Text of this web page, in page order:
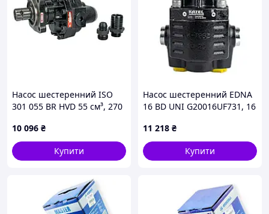
Насос шестеренний ISO
301 055 BR HVD 55 см³, 270
Італія
10 096 ₴
Купити
Насос шестеренний EDNA
16 BD UNI G20016UF731, 16
Туреччина
11 218 ₴
Купити